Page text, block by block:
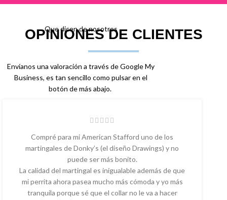
Que dicen de nosotros
OPINIONES DE CLIENTES
Envíanos una valoración a través de Google My
Business, es tan sencillo como pulsar en el
botón de más abajo.
Compré para mi American Stafford uno de los
martingales de Donky’s (el diseño Drawings) y no
puede ser más bonito.
La calidad del martingal es inigualable además de que
mi perrita ahora pasea mucho más cómoda y yo más
tranquila porque sé que el collar no le va a hacer